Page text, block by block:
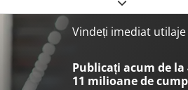
Vindeți imediat
Publicați acum de la
11 milioane de